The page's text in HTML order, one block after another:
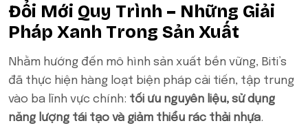
Đổi Mới Quy Trình – Những Giải
Pháp Xanh Trong Sản Xuất
Nhằm hướng đến mô hình sản xuất bền vững, Biti’s
đã thực hiện hàng loạt biện pháp cải tiến, tập trung
vào ba lĩnh vực chính: tối ưu nguyên liệu, sử dụng
năng lượng tái tạo và giảm thiểu rác thải nhựa.